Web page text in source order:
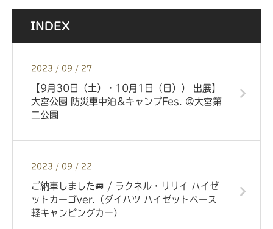
INDEX
2023 / 09 / 27
【9月30日（土）・10月1日（日）） 出展】
大宮公園 防災車中泊＆キャンプFes. ＠大宮第
二公園
2023 / 09 / 22
ご納車しました🚐 / ラクネル・リリイ ハイゼ
ットカーゴver.（ダイハツ ハイゼットベース
軽キャンピングカー）